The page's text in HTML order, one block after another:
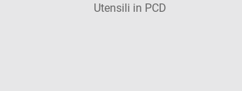
Utensili in PCD